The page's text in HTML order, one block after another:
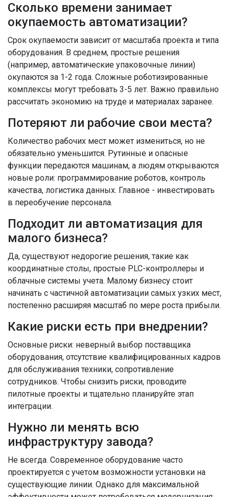
Сколько времени занимает
окупаемость автоматизации?
Срок окупаемости зависит от масштаба проекта и типа
оборудования. В среднем, простые решения
(например, автоматические упаковочные линии)
окупаются за 1-2 года. Сложные роботизированные
комплексы могут требовать 3-5 лет. Важно правильно
рассчитать экономию на труде и материалах заранее.
Потеряют ли рабочие свои места?
Количество рабочих мест может измениться, но не
обязательно уменьшится. Рутинные и опасные
функции передаются машинам, а людям открываются
новые роли: программирование роботов, контроль
качества, логистика данных. Главное - инвестировать
в переобучение персонала.
Подходит ли автоматизация для
малого бизнеса?
Да, существуют недорогие решения, такие как
координатные столы, простые PLC-контроллеры и
облачные системы учета. Малому бизнесу стоит
начинать с частичной автоматизации самых узких мест,
постепенно расширяя масштаб по мере роста прибыли.
Какие риски есть при внедрении?
Основные риски: неверный выбор поставщика
оборудования, отсутствие квалифицированных кадров
для обслуживания техники, сопротивление
сотрудников. Чтобы снизить риски, проводите
пилотные проекты и тщательно планируйте этап
интеграции.
Нужно ли менять всю
инфраструктуру завода?
Не всегда. Современное оборудование часто
проектируется с учетом возможности установки на
существующие линии. Однако для максимальной